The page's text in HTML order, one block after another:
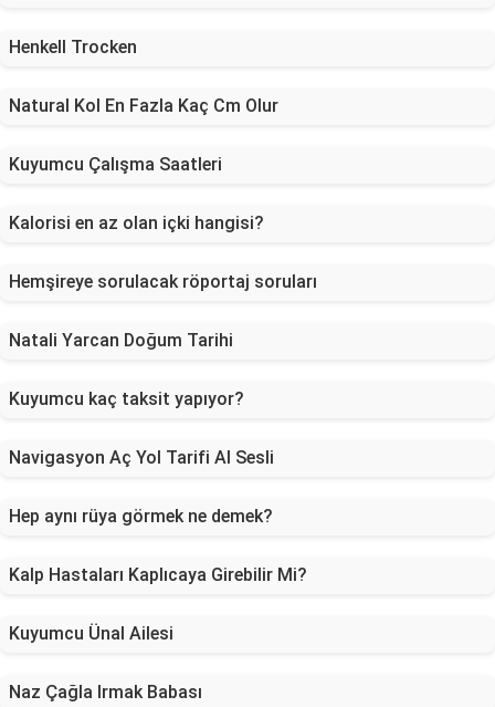
Henkell Trocken
Natural Kol En Fazla Kaç Cm Olur
Kuyumcu Çalışma Saatleri
Kalorisi en az olan içki hangisi?
Hemşireye sorulacak röportaj soruları
Natali Yarcan Doğum Tarihi
Kuyumcu kaç taksit yapıyor?
Navigasyon Aç Yol Tarifi Al Sesli
Hep aynı rüya görmek ne demek?
Kalp Hastaları Kaplıcaya Girebilir Mi?
Kuyumcu Ünal Ailesi
Naz Çağla Irmak Babası